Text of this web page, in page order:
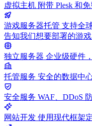
虚拟主机 附带 Plesk 和
游戏服务器托管 支持全
告知我们想要部署的游戏
独立服务器 企业级硬件
托管服务 安全的数据中
安全服务 WAF、DDoS
网站开发 使用现代框架